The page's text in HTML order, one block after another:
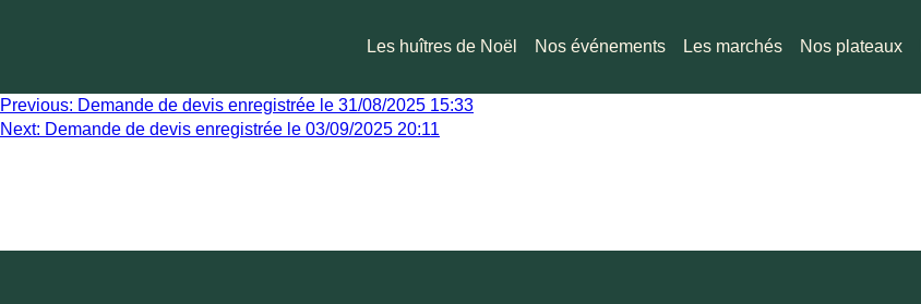
Les huîtres de Noël Nos événements Les marchés Nos plateaux
Previous: Demande de devis enregistrée le 31/08/2025 15:33
Next: Demande de devis enregistrée le 03/09/2025 20:11